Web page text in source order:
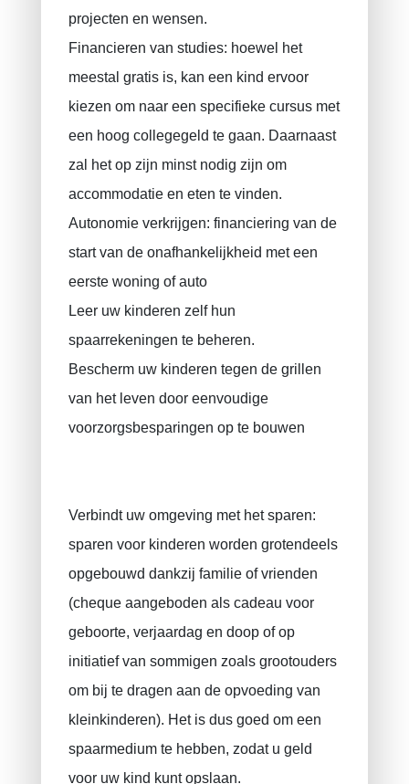
projecten en wensen.
Financieren van studies: hoewel het
meestal gratis is, kan een kind ervoor
kiezen om naar een specifieke cursus met
een hoog collegegeld te gaan. Daarnaast
zal het op zijn minst nodig zijn om
accommodatie en eten te vinden.
Autonomie verkrijgen: financiering van de
start van de onafhankelijkheid met een
eerste woning of auto
Leer uw kinderen zelf hun
spaarrekeningen te beheren.
Bescherm uw kinderen tegen de grillen
van het leven door eenvoudige
voorzorgsbesparingen op te bouwen
Verbindt uw omgeving met het sparen:
sparen voor kinderen worden grotendeels
opgebouwd dankzij familie of vrienden
(cheque aangeboden als cadeau voor
geboorte, verjaardag en doop of op
initiatief van sommigen zoals grootouders
om bij te dragen aan de opvoeding van
kleinkinderen). Het is dus goed om een ​​
spaarmedium te hebben, zodat u geld
voor uw kind kunt opslaan.